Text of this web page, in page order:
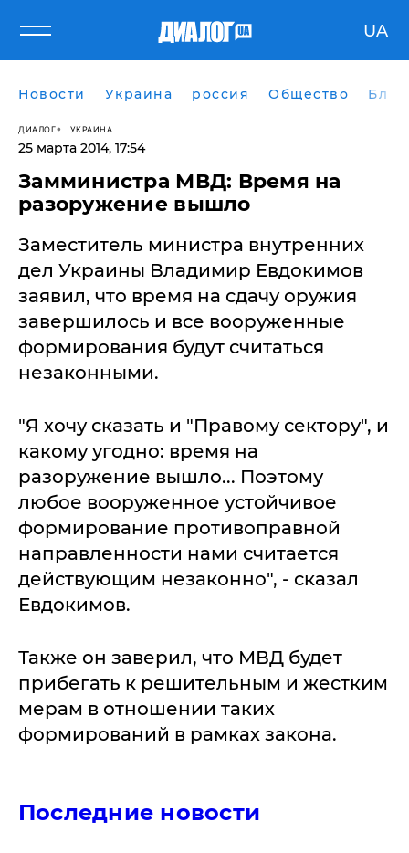
UA
Новости Украина россия Общество
ДИАЛОГ УКРАИНА
25 марта 2014, 17:54
Замминистра МВД: Время на
разоружение вышло
Заместитель министра внутренних
дел Украины Владимир Евдокимов
заявил, что время на сдачу оружия
завершилось и все вооруженные
формирования будут считаться
незаконными.
"Я хочу сказать и "Правому сектору", и
какому угодно: время на
разоружение вышло... Поэтому
любое вооруженное устойчивое
формирование противоправной
направленности нами считается
действующим незаконно", - сказал
Евдокимов.
Также он заверил, что МВД будет
прибегать к решительным и жестким
мерам в отношении таких
формирований в рамках закона.
Последние новости